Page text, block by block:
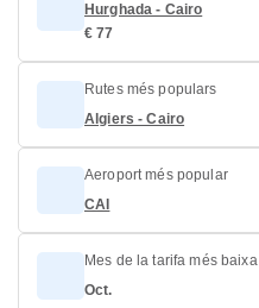
Hurghada - Cairo
€ 77
Rutes més populars
Algiers - Cairo
Aeroport més popular
CAI
Mes de la tarifa més baixa
Oct.